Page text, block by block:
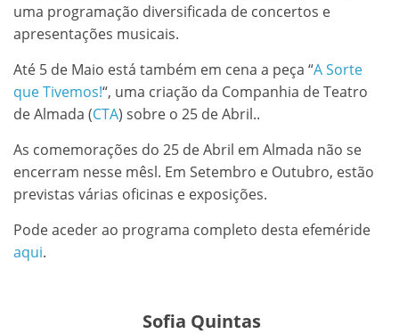
uma programação diversificada de concertos e
apresentações musicais.
Até 5 de Maio está também em cena a peça “A Sorte
que Tivemos!“, uma criação da Companhia de Teatro
de Almada (CTA) sobre o 25 de Abril..
As comemorações do 25 de Abril em Almada não se
encerram nesse mêsl. Em Setembro e Outubro, estão
previstas várias oficinas e exposições.
Pode aceder ao programa completo desta efeméride
aqui.
Sofia Quintas